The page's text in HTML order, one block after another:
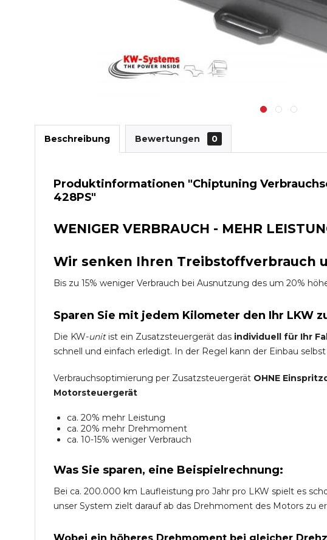
Beschreibung Bewertungen 0
Produktinformationen "Chiptuning
428PS"
WENIGER VERBRAUCH - MEHR
Wir senken Ihren Treibstoffverbrauch
Bis zu 15% weniger Verbrauch bei Ausnutzung des um 20%
Sparen Sie mit jedem Kilometer den Ihr LKW
Die KW-unitist ein Zusatzsteuergerät das individuell für Ihr
schnell und einfach erledigt. In der Regel kann der Einbau
Verbrauchsoptimierung per Zusatzsteuergerät OHNE
Motorsteuergerät
ca. 20% mehr Leistung
ca. 20% mehr Drehmoment
ca. 10-15% weniger Verbrauch
Was Sie sparen, eine Beispielrechnung:
Bei ca. 200.000 km Laufleistung pro Jahr pro LKW spielt es
unser System zielt darauf ab das Drehmoment des Motors zu